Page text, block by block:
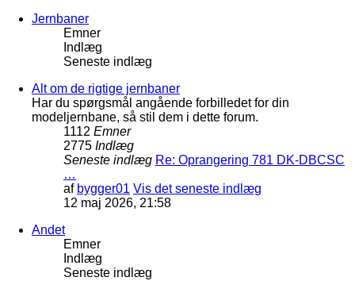
Jernbaner
Emner
Indlæg
Seneste indlæg
Alt om de rigtige jernbaner
Har du spørgsmål angående forbilledet for din
modeljernbane, så stil dem i dette forum.
1112 Emner
2775 Indlæg
Seneste indlæg Re: Oprangering 781 DK-DBCSC
…
af bygger01 Vis det seneste indlæg
12 maj 2026, 21:58
Andet
Emner
Indlæg
Seneste indlæg